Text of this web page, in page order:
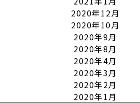
2020年12月
2020年10月
2020年9月
2020年8月
2020年4月
2020年3月
2020年2月
2020年1月